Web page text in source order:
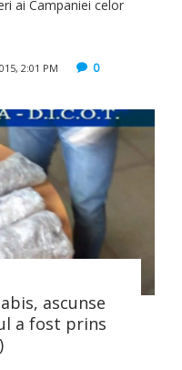
ai Campaniei celor
2:01 PM 0
ascunse
a fost prins